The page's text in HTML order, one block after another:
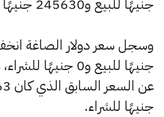
جنيهًا للشراء.